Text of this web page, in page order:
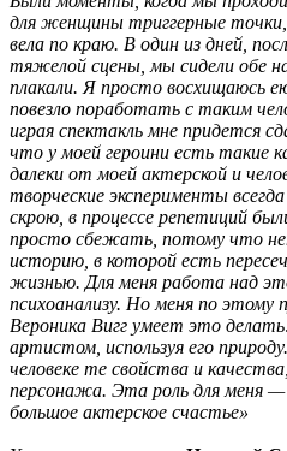
для женщины триггерные
вела по краю. В один из дней,
тяжелой сцены, мы сидели обе
плакали. Я просто восхищаюсь
повезло поработать с таким
играя спектакль мне придется
что у моей героини есть такие
далеки от моей актерской и
творческие эксперименты
скрою, в процессе репетиций
просто сбежать, потому что
историю, в которой есть
жизнью. Для меня работа над
психоанализу. Но меня по этому
Вероника Вигг умеет это
артистом, используя его
человеке те свойства и
персонажа. Эта роль для меня —
большое актерское счастье»